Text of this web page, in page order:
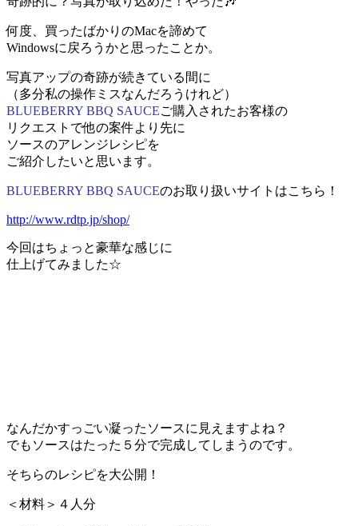
何度、買ったばかりのMacを諦めて
Windowsに戻ろうかと思ったことか。
写真アップの奇跡が続きている間に
（多分私の操作ミスなんだろうけれど）
BLUEBERRY BBQ SAUCEご購入されたお客様の
リクエストで他の案件より先に
ソースのアレンジレシピを
ご紹介したいと思います。
BLUEBERRY BBQ SAUCEのお取り扱いサイトはこちら！
http://www.rdtp.jp/shop/
今回はちょっと豪華な感じに
仕上げてみました☆
なんだかすっごい凝ったソースに見えますよね？
でもソースはたった５分で完成してしまうのです。
そちらのレシピを大公開！
＜材料＞４人分